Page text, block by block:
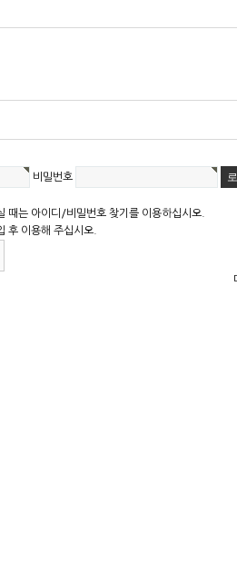
비밀번호
때는 아이디/비밀번호 찾기를 이용하십시오.
후 이용해 주십시오.